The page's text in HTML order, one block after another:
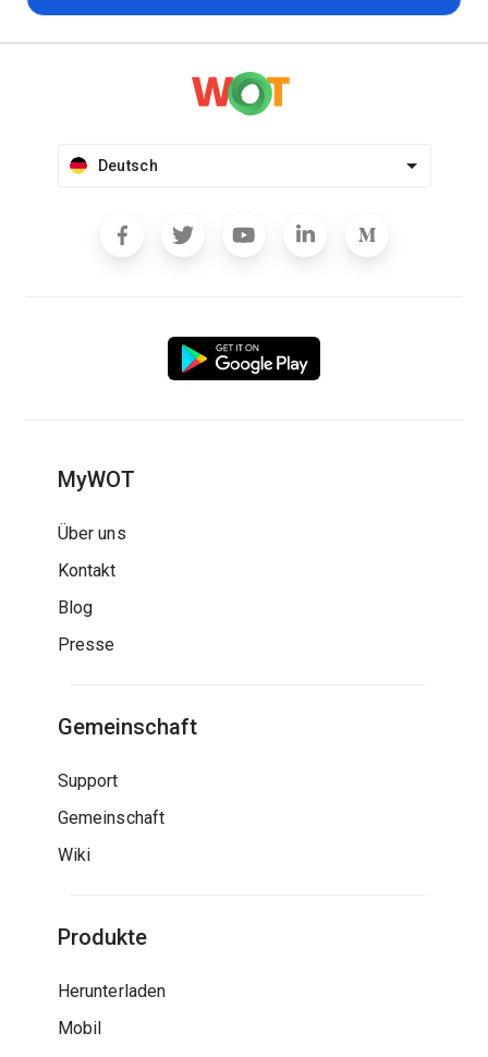
Deutsch
MyWOT
Über uns
Kontakt
Blog
Presse
Gemeinschaft
Support
Gemeinschaft
Wiki
Produkte
Herunterladen
Mobil